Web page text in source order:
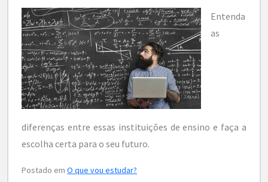
Entenda
as
diferenças entre essas instituições de ensino e faça a
escolha certa para o seu futuro.
Postado em O que vou estudar?